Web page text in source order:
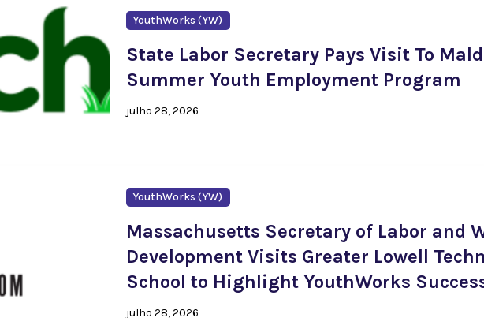
YouthWorks (YW)
State Labor Secretary Pays Visit To
Summer Youth Employment Program
julho 28, 2026
YouthWorks (YW)
Massachusetts Secretary of Labor and
Development Visits Greater Lowell
School to Highlight YouthWorks
julho 28, 2026